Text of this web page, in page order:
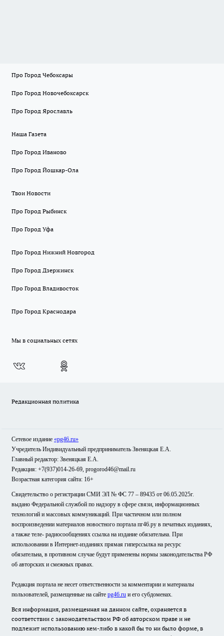
Про Город Чебоксары
Про Город Новочебоксарск
Про Город Ярославль
Наша Газета
Про Город Иваново
Про Город Йошкар-Ола
Твои Новости
Про Город Рыбинск
Про Город Уфа
Про Город Нижний Новгород
Про Город Дзержинск
Про Город Владивосток
Про Город Краснодара
Мы в социальных сетях
Редакционная политика
Сетевое издание «pg46.ru»
Учредитель Индивидуальный предприниматель Звеняцкая Е.А.
Главный редактор: Звеняцкая Е.А.
Редакция: +7(937)014-26-69, progorod46@mail.ru
Возрастная категория сайта: 16+
Свидетельство о регистрации СМИ ЭЛ № ФС 77 – 89435 от 06.05.2025г.
выдано Федеральной службой по надзору в сфере связи, информационных
технологий и массовых коммуникаций. При частичном или полном
воспроизведении материалов новостного портала пг46.ру в печатных изданиях,
а также теле- радиосообщениях ссылка на издание обязательна. При
использовании в Интернет-изданиях прямая гиперссылка на ресурс
обязательна, в противном случае будут применены нормы законодательства РФ
об авторских и смежных правах.
Редакция портала не несет ответственности за комментарии и материалы
пользователей, размещенные на сайте pg46.ru и его субдоменах.
Вся информация, размещенная на данном сайте, охраняется в
соответствии с законодательством РФ об авторском праве и не
подлежит использованию кем-либо в какой бы то ни было форме, в